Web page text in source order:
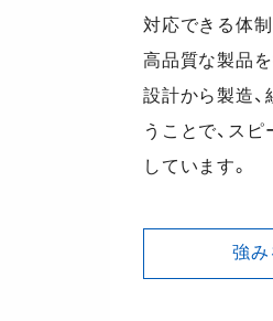
対応できる体
高品質な製品を
設計から製造
うことで、ス
しています。
強み